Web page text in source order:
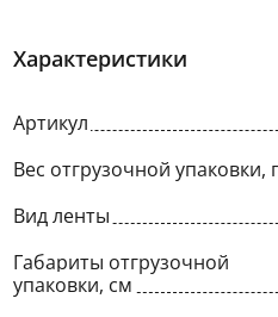
Характеристики
Артикул
Вес отгрузочной упаковки, г
Вид ленты
Габариты отгрузочной
упаковки, см